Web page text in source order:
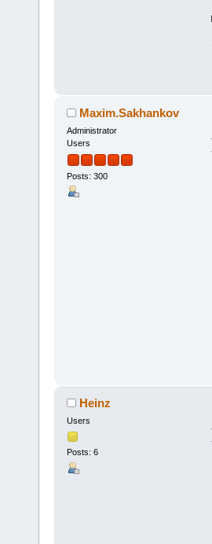
Maxim.Sakhankov
Administrator
Users
Posts: 300
Heinz
Users
Posts: 6